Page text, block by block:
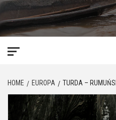
HOME EUROPA TURDA –